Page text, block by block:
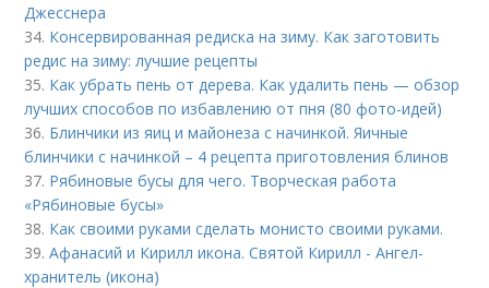
Джесснера
34. Консервированная редиска на зиму. Как заготовить
редис на зиму: лучшие рецепты
35. Как убрать пень от дерева. Как удалить пень — обзор
лучших способов по избавлению от пня (80 фото-идей)
36. Блинчики из яиц и майонеза с начинкой. Яичные
блинчики с начинкой – 4 рецепта приготовления блинов
37. Рябиновые бусы для чего. Творческая работа
«Рябиновые бусы»
38. Как своими руками сделать монисто своими руками.
39.Афанасий и Кирилл икона. Святой Кирилл - Ангел-
хранитель (икона)